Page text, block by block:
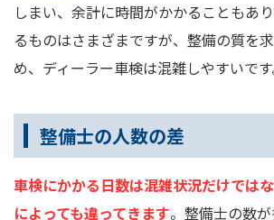
しまい、余計に時間がかかることもあ
るものはさまざまですが、整備の質を
め、ディーラー車検は混雑しやすいです
整備士の人数の差
車検にかかる日数は混雑状況だけでは
によっても違ってきます。整備士の数